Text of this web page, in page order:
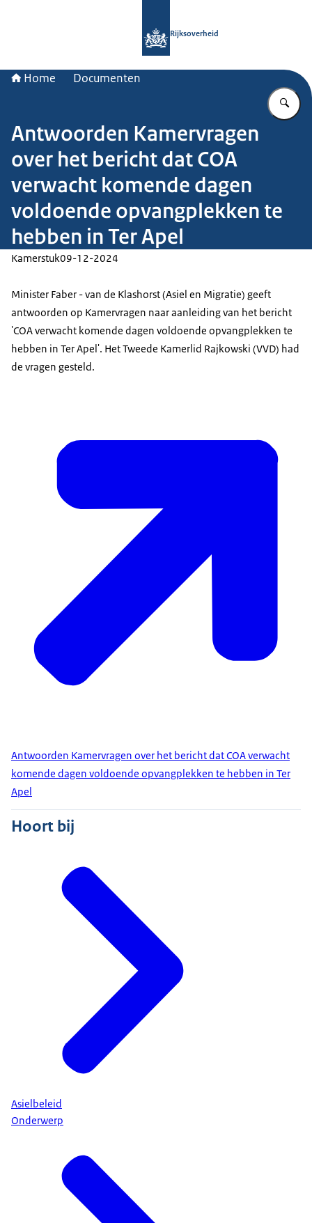
Rijksoverheid
Home Documenten
Antwoorden Kamervragen
over het bericht dat COA
verwacht komende dagen
voldoende opvangplekken te
hebben in Ter Apel
Kamerstuk09-12-2024
Minister Faber - van de Klashorst (Asiel en Migratie) geeft
antwoorden op Kamervragen naar aanleiding van het bericht
'COA verwacht komende dagen voldoende opvangplekken te
hebben in Ter Apel'. Het Tweede Kamerlid Rajkowski (VVD) had
de vragen gesteld.
Antwoorden Kamervragen over het bericht dat COA verwacht
komende dagen voldoende opvangplekken te hebben in Ter
Apel
Hoort bij
Asielbeleid
Onderwerp